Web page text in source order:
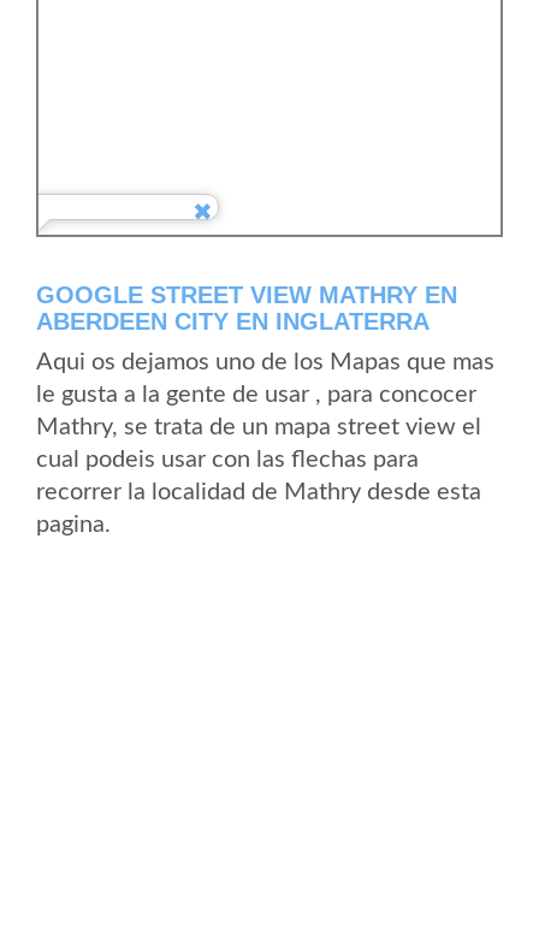
GOOGLE STREET VIEW MATHRY EN
ABERDEEN CITY EN INGLATERRA
Aqui os dejamos uno de los Mapas que mas
le gusta a la gente de usar , para concocer
Mathry, se trata de un mapa street view el
cual podeis usar con las flechas para
recorrer la localidad de Mathry desde esta
pagina.